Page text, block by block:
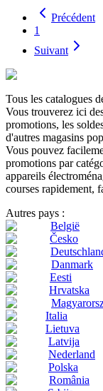
Précédent
1
Suivant
Tous les catalogues
Vous trouverez ici
promotions, les
d'autres magasins
Vous pouvez
promotions par
appareils
courses rapidement,
Autres pays :
België
Česko
Danmark
Eesti
Hrvatska
Italia
Lietuva
Latvija
Nederland
Polska
România